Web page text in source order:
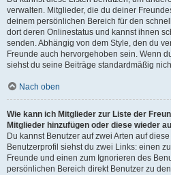
verwalten. Mitglieder, die du deiner
deinem persönlichen Bereich für den
dort deren Onlinestatus und kannst ihnen
senden. Abhängig von dem Style, den du
Freunde auch hervorgehoben sein. Wenn
siehst du seine Beiträge standardmäßig
Nach oben
Wie kann ich Mitglieder zur Liste der
Mitglieder hinzufügen oder diese wieder
Du kannst Benutzer auf zwei Arten auf
Benutzerprofil siehst du zwei Links: einen
Freunde und einen zum Ignorieren des
persönlichen Bereich direkt Benutzer zu